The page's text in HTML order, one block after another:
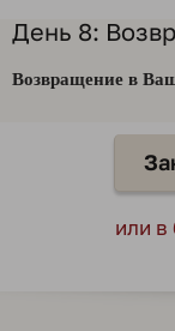
День 8:
Возвращение в
или